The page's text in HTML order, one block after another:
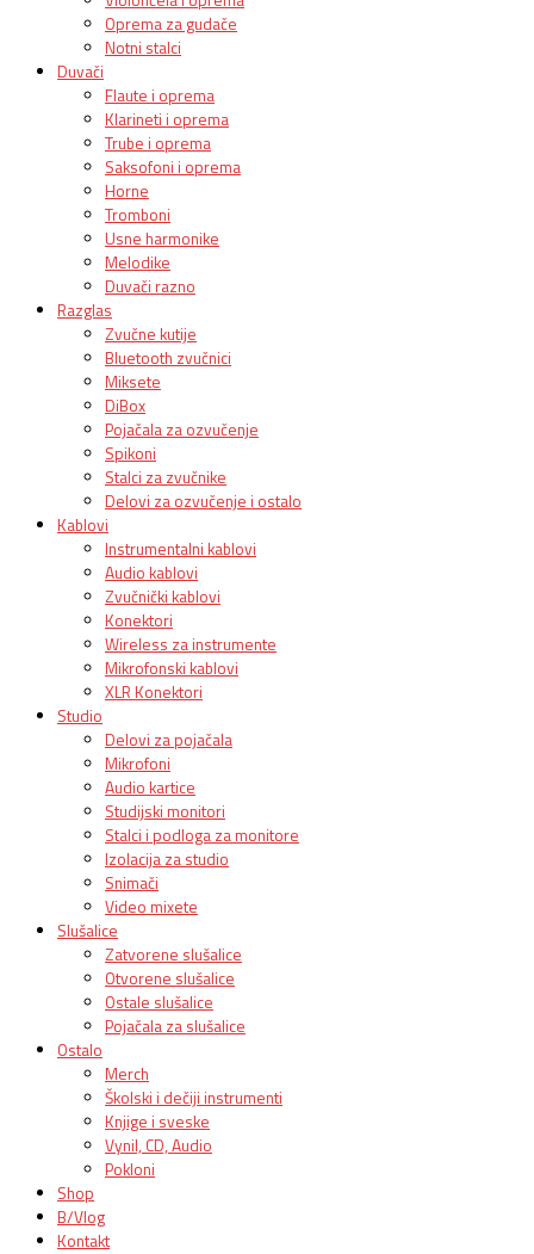
Oprema za gudače
Notni stalci
Duvači
Flaute i oprema
Klarineti i oprema
Trube i oprema
Saksofoni i oprema
Horne
Tromboni
Usne harmonike
Melodike
Duvači razno
Razglas
Zvučne kutije
Bluetooth zvučnici
Miksete
DiBox
Pojačala za ozvučenje
Spikoni
Stalci za zvučnike
Delovi za ozvučenje i ostalo
Kablovi
Instrumentalni kablovi
Audio kablovi
Zvučnički kablovi
Konektori
Wireless za instrumente
Mikrofonski kablovi
XLR Konektori
Studio
Delovi za pojačala
Mikrofoni
Audio kartice
Studijski monitori
Stalci i podloga za monitore
Izolacija za studio
Snimači
Video mixete
Slušalice
Zatvorene slušalice
Otvorene slušalice
Ostale slušalice
Pojačala za slušalice
Ostalo
Merch
Školski i dečiji instrumenti
Knjige i sveske
Vynil, CD, Audio
Pokloni
Shop
B/Vlog
Kontakt